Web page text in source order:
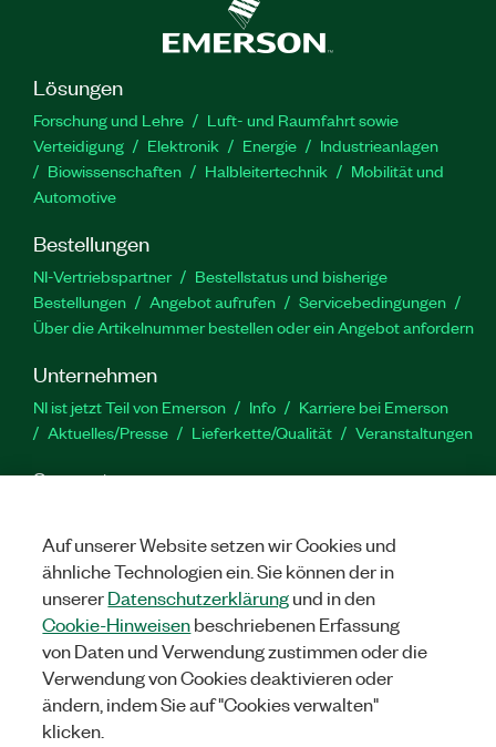
Lösungen
Forschung und Lehre
Luft- und Raumfahrt sowie
Verteidigung
Elektronik Energie
Industrieanlagen
Biowissenschaften
Halbleitertechnik
Mobilität und
Automotive
Bestellungen
NI-Vertriebspartner
Bestellstatus und bisherige
Bestellungen
Angebot aufrufen
Servicebedingungen
Über die Artikelnummer bestellen oder ein Angebot anfordern
Unternehmen
NI ist jetzt Teil von Emerson Info
Karriere bei Emerson
Aktuelles/Presse
Lieferkette/Qualität Veranstaltungen
Support
Produktaktivierung
Serviceanfrage stellen
Feedback
zur Website
YouTube
Twitter
© 2026
VORBEHALTEN.
Auf unserer Website setzen wir Cookies und
ähnliche Technologien ein. Sie können der in
unsererDatenschutzerklärungund in den
Cookie-Hinweisenbeschriebenen Erfassung
von Daten und Verwendung zustimmen oder die
Verwendung von Cookies deaktivieren oder
ändern, indem Sie auf "Cookies verwalten"
klicken.